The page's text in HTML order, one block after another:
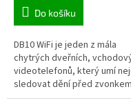
Do košíku
DB10 WiFi je jeden z mála
chytrých dveřních,
videotelefonů, který umí
sledovat dění před zvonkem
pomocí aplikace v mobilním